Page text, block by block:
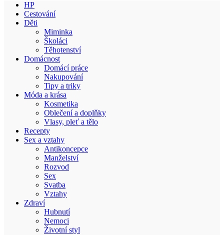
HP
Cestování
Děti
Miminka
Školáci
Těhotenství
Domácnost
Domácí práce
Nakupování
Tipy a triky
Móda a krása
Kosmetika
Oblečení a doplňky
Vlasy, pleť a tělo
Recepty
Sex a vztahy
Antikoncepce
Manželství
Rozvod
Sex
Svatba
Vztahy
Zdraví
Hubnutí
Nemoci
Životní styl